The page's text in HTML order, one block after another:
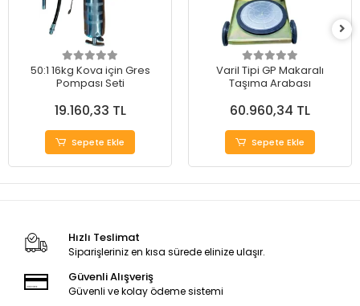
50:1 16kg Kova için Gres
Pompası Seti
19.160,33 TL
Sepete Ekle
Varil Tipi GP Makaralı
Taşıma Arabası
60.960,34 TL
Sepete Ekle
Hızlı Teslimat
Siparişleriniz en kısa sürede elinize ulaşır.
Güvenli Alışveriş
Güvenli ve kolay ödeme sistemi